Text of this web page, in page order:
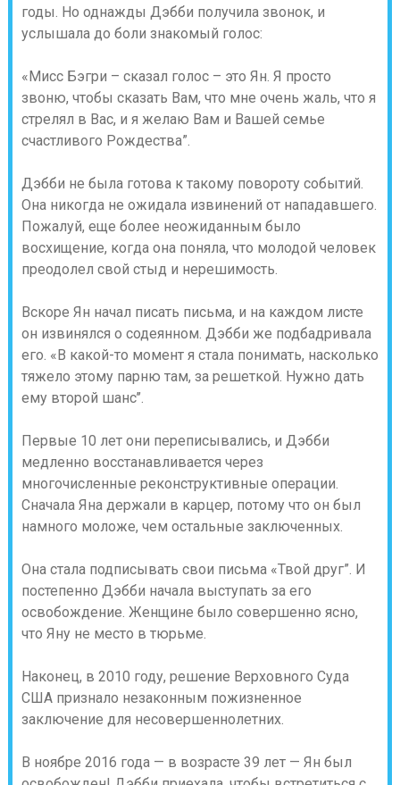
годы. Но однажды Дэбби получила звонок, и
услышала до боли знакомый голос:
«Мисс Бэгри – сказал голос – это Ян. Я просто
звоню, чтобы сказать Вам, что мне очень жаль, что я
стрелял в Вас, и я желаю Вам и Вашей семье
счастливого Рождества”.
Дэбби не была готова к такому повороту событий.
Она никогда не ожидала извинений от нападавшего.
Пожалуй, еще более неожиданным было
восхищение, когда она поняла, что молодой человек
преодолел свой стыд и нерешимость.
Вскоре Ян начал писать письма, и на каждом листе
он извинялся о содеянном. Дэбби же подбадривала
его. «В какой-то момент я стала понимать, насколько
тяжело этому парню там, за решеткой. Нужно дать
ему второй шанс’’.
Первые 10 лет они переписывались, и Дэбби
медленно восстанавливается через
многочисленные реконструктивные операции.
Сначала Яна держали в карцер, потому что он был
намного моложе, чем остальные заключенных.
Она стала подписывать свои письма «Твой друг”. И
постепенно Дэбби начала выступать за его
освобождение. Женщине было совершенно ясно,
что Яну не место в тюрьме.
Наконец, в 2010 году, решение Верховного Суда
США признало незаконным пожизненное
заключение для несовершеннолетних.
В ноябре 2016 года — в возрасте 39 лет — Ян был